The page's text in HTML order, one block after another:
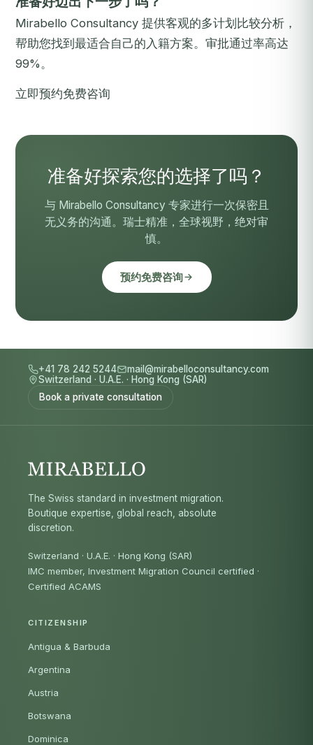
Mirabello Consultancy 提供客观的多计划比较分析，
帮助您找到最适合自己的入籍方案。审批通过率高达
99%。
立即预约免费咨询
准备好探索您的选择了吗？
与 Mirabello Consultancy 专家进行一次保密且
无义务的沟通。瑞士精准，全球视野，绝对审
慎。
预约免费咨询
+41 78 242 5244
mail@mirabelloconsultancy.com
Switzerland · U.A.E. · Hong Kong (SAR)
Book a private consultation
The Swiss standard in investment migration.
Boutique expertise, global reach, absolute
discretion.
Switzerland · U.A.E. · Hong Kong (SAR)
IMC member, Investment Migration Council certified ·
Certified ACAMS
CITIZENSHIP
Antigua & Barbuda
Argentina
Austria
Botswana
Dominica